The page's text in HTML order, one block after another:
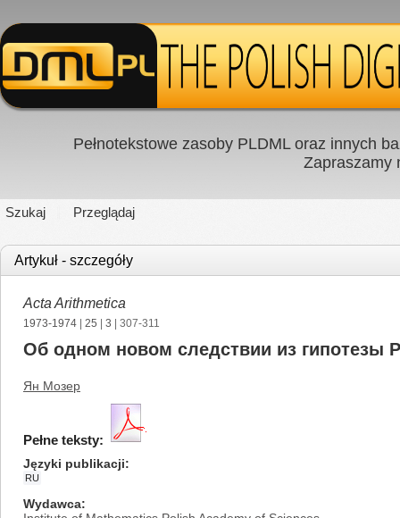
Pełnotekstowe zasoby PLDML oraz innych
Zapraszamy
Szukaj Przeglądaj
Artykuł - szczegóły
Acta Arithmetica
1973-1974 25 3 | 307-311
Об одном новом следствии из гипотезы
Ян Мозер
Pełne teksty:
Języki publikacji
RU
Wydawca